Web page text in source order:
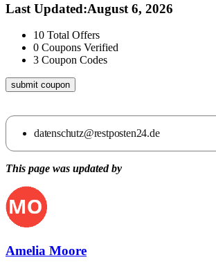
Last Updated:August 6, 2026
10 Total Offers
0 Coupons Verified
3 Coupon Codes
submit coupon
datenschutz@restposten24.de
This page was updated by
Amelia Moore